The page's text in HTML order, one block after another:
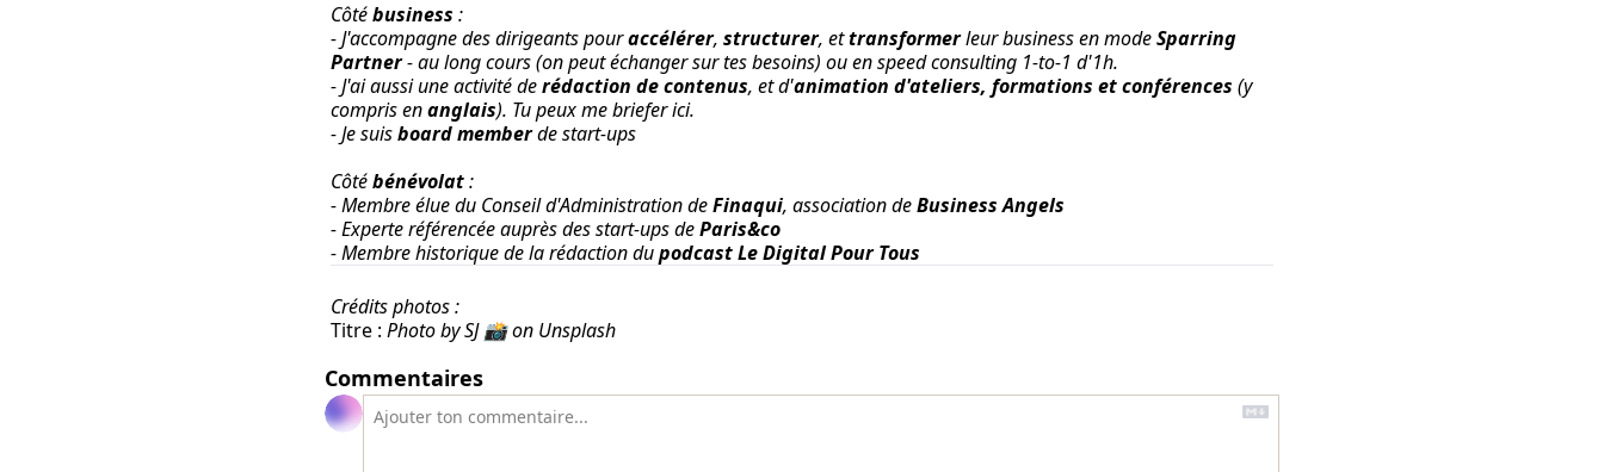
Côtébusiness :
- J'accompagne des dirigeants pouraccélérer, structurer, ettransformerleur business en modeSparring
Partner- au long cours (on peut échangersur tes besoins) ou en speed consulting 1-to-1 d'1h.
- J'ai aussi une activité derédaction de contenus, et d'animation d'ateliers, formations et conférences (y
compris enanglais). Tu peux me briefer ici.
- Je suisboard memberde start-ups
Côtébénévolat:
- Membre élue du Conseil d'Administration deFinaqui, association deBusiness Angels
- Experte référencée auprès des start-ups deParis&co
- Membre historique de la rédaction dupodcastLe Digital Pour Tous
Crédits photos :
Titre : Photo by SJ 📸 on Unsplash
Commentaires